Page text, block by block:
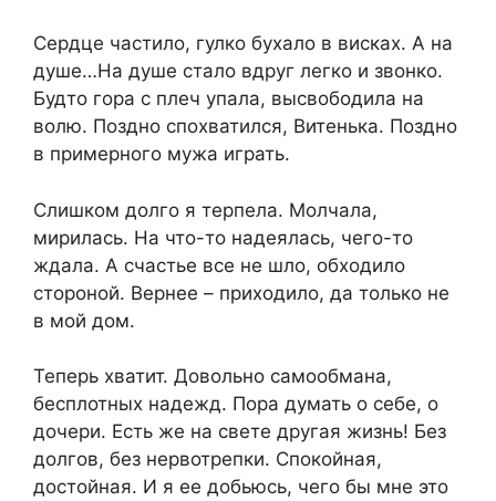
Сердце частило, гулко бухало в висках. А на
душе…На душе стало вдруг легко и звонко.
Будто гора с плеч упала, высвободила на
волю. Поздно спохватился, Витенька. Поздно
в примерного мужа играть.
Слишком долго я терпела. Молчала,
мирилась. На что-то надеялась, чего-то
ждала. А счастье все не шло, обходило
стороной. Вернее – приходило, да только не
в мой дом.
Теперь хватит. Довольно самообмана,
бесплотных надежд. Пора думать о себе, о
дочери. Есть же на свете другая жизнь! Без
долгов, без нервотрепки. Спокойная,
достойная. И я ее добьюсь, чего бы мне это